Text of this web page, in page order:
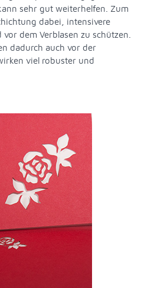
sehr gut weiterhelfen. Zum
dabei, intensivere
dem Verblasen zu schützen.
dadurch auch vor der
viel robuster und